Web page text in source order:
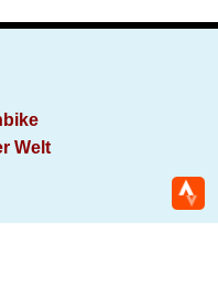
Welt